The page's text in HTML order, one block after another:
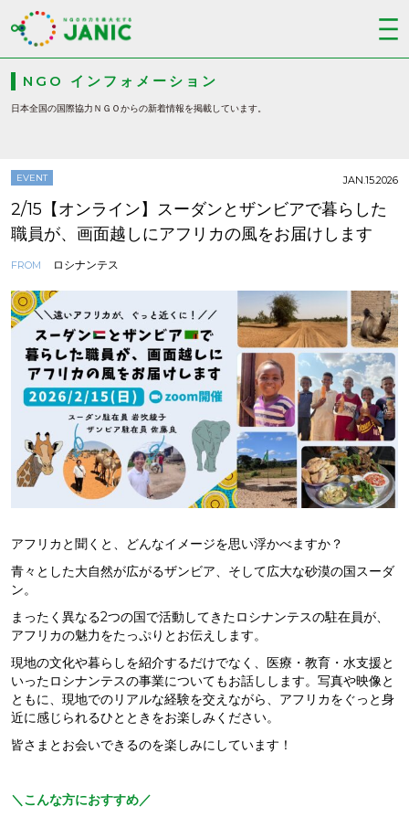
NGO インフォメーション
日本全国の国際協力ＮＧＯからの新着情報を掲載しています。
EVENT
2/15【オンライン】スーダンとザンビアで暮らした
職員が、画面越しにアフリカの風をお届けします
FROM ロシナンテス
JAN.15.2026
アフリカと聞くと、どんなイメージを思い浮かべますか？
青々とした大自然が広がるザンビア、そして広大な砂漠の国スーダ
ン。
まったく異なる2つの国で活動してきたロシナンテスの駐在員が、
アフリカの魅力をたっぷりとお伝えします。
現地の文化や暮らしを紹介するだけでなく、医療・教育・水支援と
いったロシナンテスの事業についてもお話しします。写真や映像と
ともに、現地でのリアルな経験を交えながら、アフリカをぐっと身
近に感じられるひとときをお楽しみください。
皆さまとお会いできるのを楽しみにしています！
＼こんな方におすすめ／